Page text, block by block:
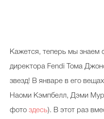
Кажется, теперь мы знаем
директора Fendi Тома
звезд! В январе в его
Наоми Кэмпбелл, Дэми
фото здесь). В этот раз